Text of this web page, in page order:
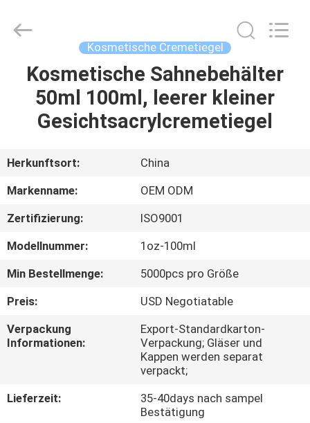
HAUS
PRODUKTE
ÜBER
UNS
FABRIK-
AUSFLUG
QUALITÄTSKONTROLLE
TRETEN
MIT
Plastic
Kosmetische Cremetiegel
Kosmetische Sahnebehälter
50ml 100ml, leerer kleiner
Gesichtsacrylcremetiegel
Herkunftsort:
China
Markenname:
OEM ODM
Zertifizierung:
ISO9001
Modellnummer:
1oz-100ml
Min Bestellmenge:
5000pcs pro Größe
Preis:
USD Negotiatable
Verpackung
Informationen:
Export-Standardkarton-
Verpackung; Gläser und
Kappen werden separat
verpackt;
Lieferzeit:
35-40days nach sampel
Bestätigung